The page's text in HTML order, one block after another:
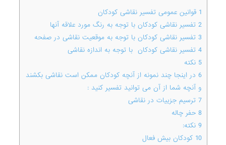
1 قوانین عمومی تفسیر نقاشی کودکان
2 تفسیر نقاشی کودکان با توجه به رنگ مورد علاقه آنها
3 تفسیر نقاشی کودکان با توجه به موقعیت نقاشی در صفحه
4 تفسیر نقاشی کودکان با توجه به اندازه نقاشی
5 نکته
6 در اینجا چند نمونه از آنچه کودکان ممکن است نقاشی بکشند
و آنچه شما از آن می توانید تفسیر کنید :
7 ترسیم جزییات در نقاشی
8 حفر چاله
9 نکته:
10 کودکان بیش فعال